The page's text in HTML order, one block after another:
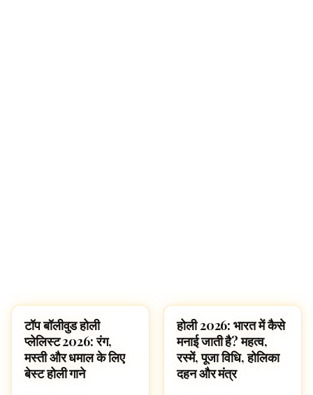
FESTIVALS
टॉप बॉलीवुड होली
प्लेलिस्ट 2026: रंग,
मस्ती और धमाल के लिए
बेस्ट होली गाने
FESTIVALS
होली 2026: भारत में कैसे
मनाई जाती है? महत्व,
रस्में, पूजा विधि, होलिका
दहन और मंत्र